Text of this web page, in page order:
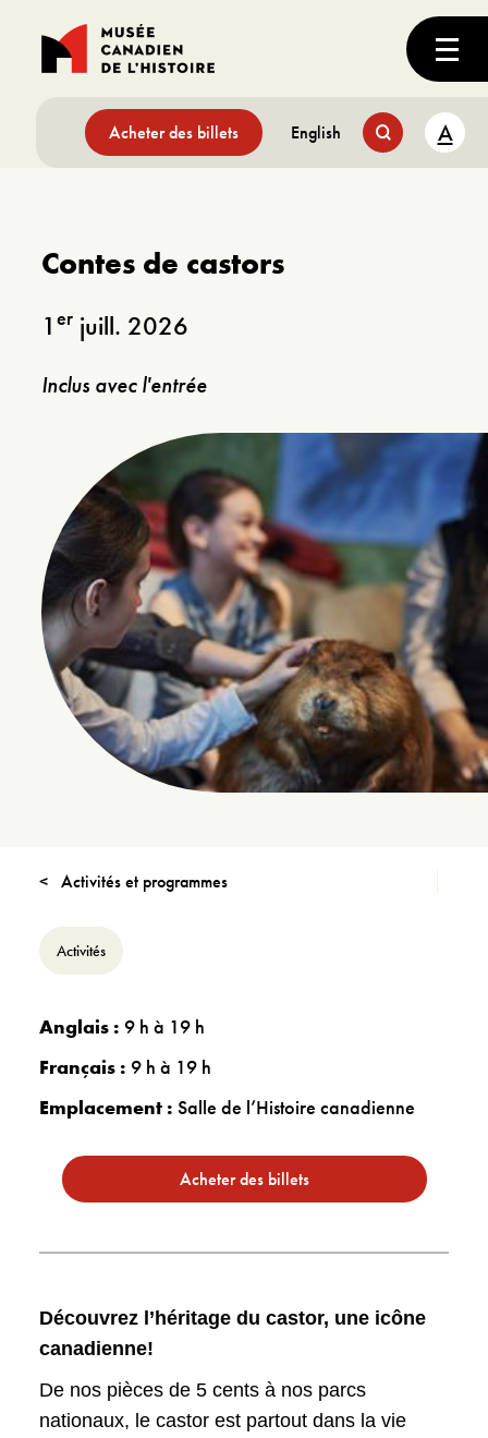
Acheter des billets English A
Contes de castors
1 er juill. 2026
Inclus avec l'entrée
Activités et programmes
Activités
Anglais : 9 h à 19 h
Français : 9 h à 19 h
Emplacement : Salle de l’Histoire canadienne
Acheter des billets
Découvrez l’héritage du castor, une icône
canadienne!
De nos pièces de 5 cents à nos parcs
nationaux, le castor est partout dans la vie